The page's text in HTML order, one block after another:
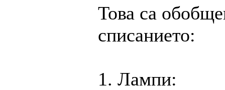
Това са
списанието:
1. Лампи: